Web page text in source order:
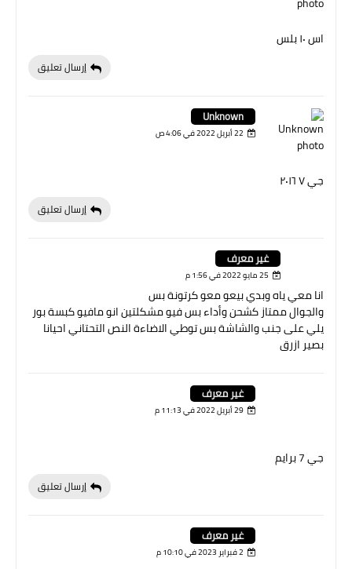
اس ١٠ بلس
إرسال تعليق
Unknown
22 أبريل 2022 في 4:06 ص
جي ٧ ٢٠١٦
إرسال تعليق
غير معرف
25 مايو 2022 في 1:56 م
انا معي ياه وبدي بيعو معو كرتونة بس
والجوال ممتاز كشحن وأداء بس فيو مشكلتين انو مافيو كبسة بور
يلي على جنب والشاشة بس توطي الاضاءة النص التحتاني احيانا
بصير ازرق
غير معرف
29 أبريل 2022 في 11:13 م
جي 7 برايم
إرسال تعليق
غير معرف
2 فبراير 2023 في 10:10 م